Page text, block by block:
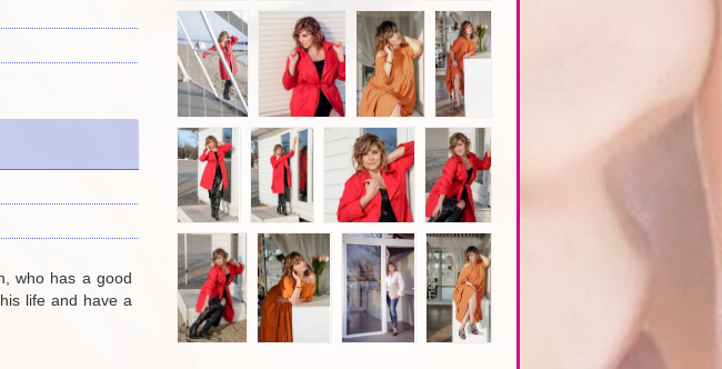
who has a good
life and have a